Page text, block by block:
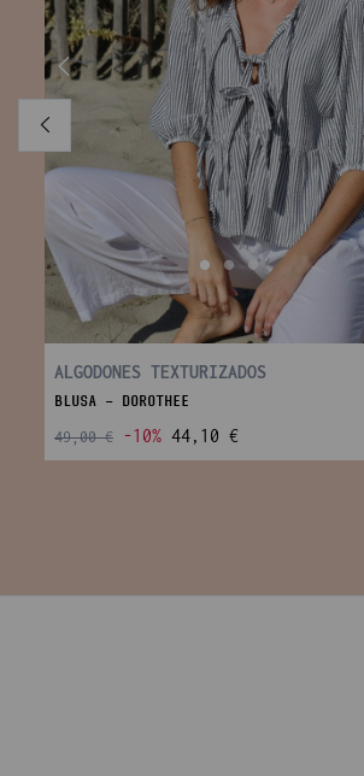
ALGODONES TEXTURIZADOS
BLUSA - DOROTHEE
49,00 € -10% 44,10 €